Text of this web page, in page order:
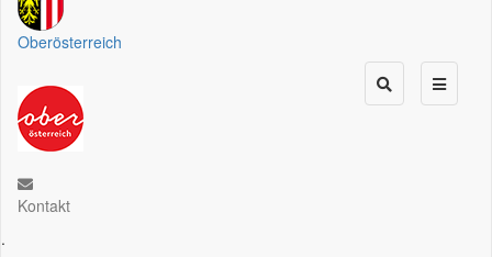
Oberösterreich
Kontakt
.